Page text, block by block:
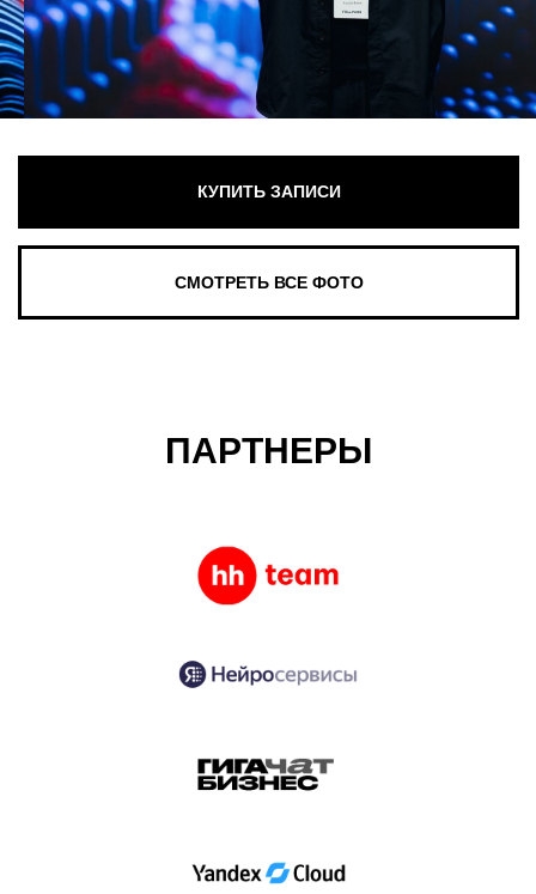
ПАРТНЕРЫ